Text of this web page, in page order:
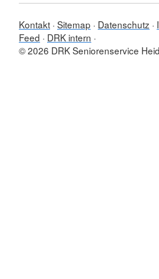
Kontakt Sitemap Datenschutz
Feed
DRK intern
© 2026 DRK Seniorenservice